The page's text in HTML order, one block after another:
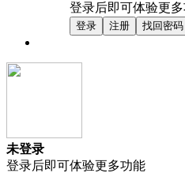
登录后即可体验更
登录 注册 找回密码
未登录
登录后即可体验更多功能